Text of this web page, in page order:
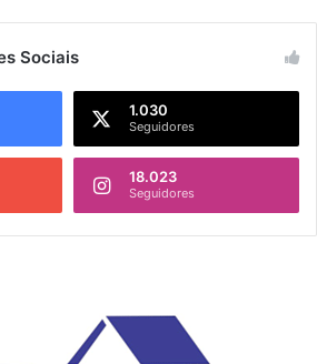
Sociais
1.030
Seguidores
18.023
Seguidores